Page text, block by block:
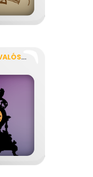
LEGENDA VAGY VALÓSÁG?